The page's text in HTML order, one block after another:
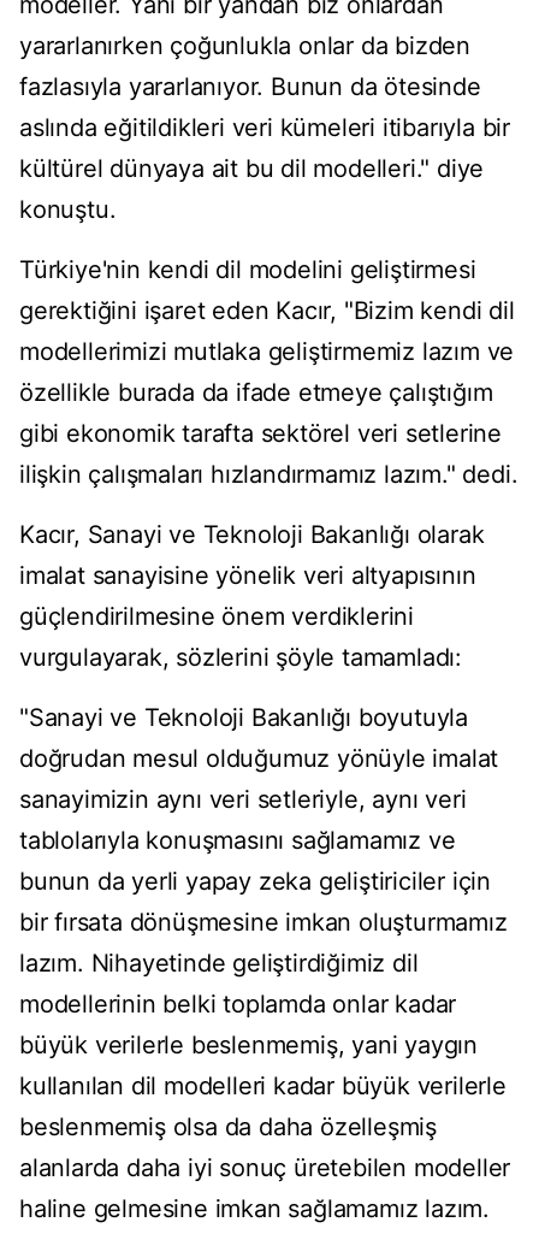
yararlanırken çoğunlukla onlar da bizden
fazlasıyla yararlanıyor. Bunun da ötesinde
aslında eğitildikleri veri kümeleri itibarıyla bir
kültürel dünyaya ait bu dil modelleri." diye
konuştu.
Türkiye'nin kendi dil modelini geliştirmesi
gerektiğini işaret eden Kacır, "Bizim kendi dil
modellerimizi mutlaka geliştirmemiz lazım ve
özellikle burada da ifade etmeye çalıştığım
gibi ekonomik tarafta sektörel veri setlerine
ilişkin çalışmaları hızlandırmamız lazım." dedi.
Kacır, Sanayi ve Teknoloji Bakanlığı olarak
imalat sanayisine yönelik veri altyapısının
güçlendirilmesine önem verdiklerini
vurgulayarak, sözlerini şöyle tamamladı:
"Sanayi ve Teknoloji Bakanlığı boyutuyla
doğrudan mesul olduğumuz yönüyle imalat
sanayimizin aynı veri setleriyle, aynı veri
tablolarıyla konuşmasını sağlamamız ve
bunun da yerli yapay zeka geliştiriciler için
bir fırsata dönüşmesine imkan oluşturmamız
lazım. Nihayetinde geliştirdiğimiz dil
modellerinin belki toplamda onlar kadar
büyük verilerle beslenmemiş, yani yaygın
kullanılan dil modelleri kadar büyük verilerle
beslenmemiş olsa da daha özelleşmiş
alanlarda daha iyi sonuç üretebilen modeller
haline gelmesine imkan sağlamamız lazım.